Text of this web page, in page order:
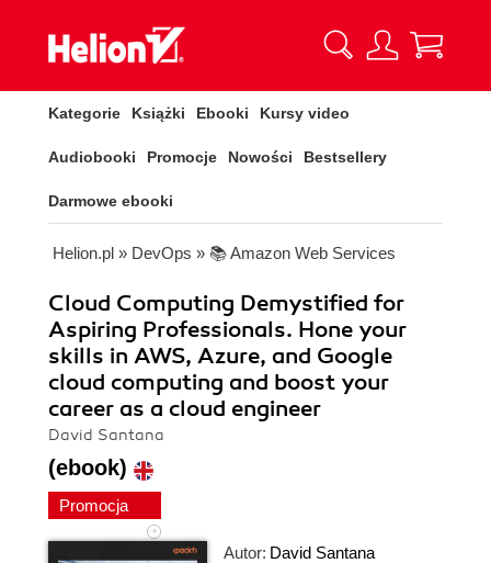
Kategorie Książki Ebooki Kursy video
Audiobooki Promocje Nowości Bestsellery
Darmowe ebooki
Helion.pl » DevOps » 📚 Amazon Web Services
Cloud Computing Demystified for
Aspiring Professionals. Hone your
skills in AWS, Azure, and Google
cloud computing and boost your
career as a cloud engineer
David Santana
(ebook)
Promocja
Autor: David Santana